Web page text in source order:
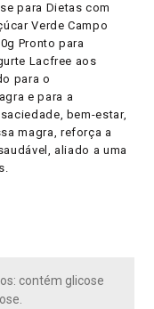
para Dietas com
Verde Campo
Pronto para
Lacfree aos
para o
e para a
bem-estar,
magra, reforça a
aliado a uma
contém glicose